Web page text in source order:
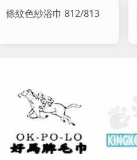
條紋色紗浴巾 812/813